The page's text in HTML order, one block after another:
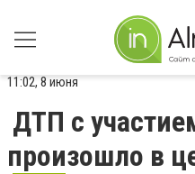
11:02, 8 июня
ДТП с
произошло в